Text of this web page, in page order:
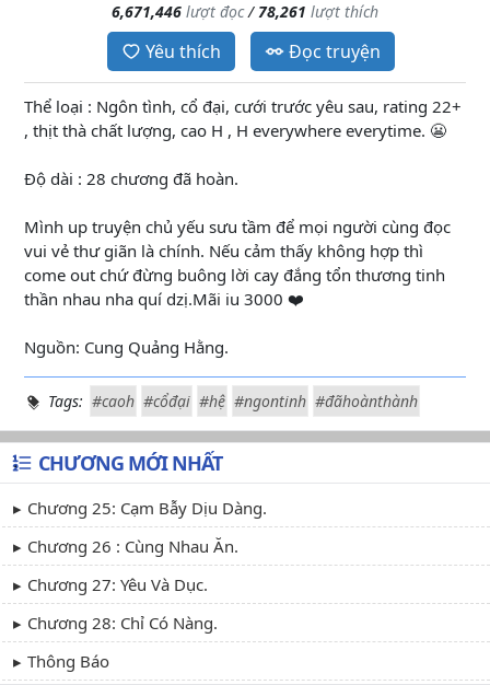
6,671,446 lượt đọc/78,261 lượt thích
Yêu thích Đọc truyện
Thể loại : Ngôn tình, cổ đại, cưới trước yêu sau, rating 22+
, thịt thà chất lượng, cao H , H everywhere everytime. 😬
Độ dài : 28 chương đã hoàn.
Mình up truyện chủ yếu sưu tầm để mọi người cùng đọc
vui vẻ thư giãn là chính. Nếu cảm thấy không hợp thì
come out chứ đừng buông lời cay đắng tổn thương tinh
thần nhau nha quí dzị.Mãi iu 3000 ❤️
Nguồn: Cung Quảng Hằng.
Tags: #caoh #cổđại #hệ #ngontinh #đãhoànthành
CHƯƠNG MỚI NHẤT
Chương 25: Cạm Bẫy Dịu Dàng.
Chương 26 : Cùng Nhau Ăn.
Chương 27: Yêu Và Dục.
Chương 28: Chỉ Có Nàng.
Thông Báo